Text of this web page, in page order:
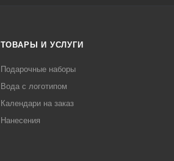
ТОВАРЫ И УСЛУГИ
Подарочные наборы
Вода с логотипом
Календари на заказ
Нанесения